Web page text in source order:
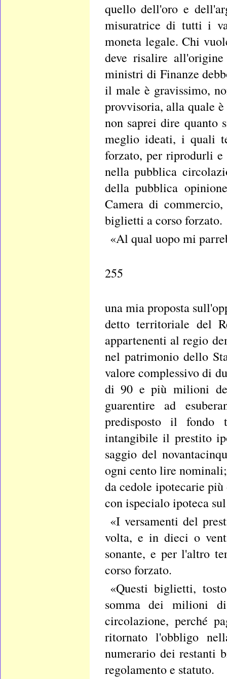
quello dell'oro e
misuratrice di tutti i
moneta legale. Chi
deve risalire
ministri di Finanze
il male è gravissimo,
provvisoria, alla quale è
non saprei dire quanto
meglio ideati, i quali
forzato, per riprodurli e
nella pubblica
della pubblica
Camera di
biglietti a corso forzato.
«Al qual uopo mi
255
una mia proposta
detto territoriale del
appartenenti al regio
nel patrimonio dello
valore complessivo di
di 90 e più milioni
guarentire ad
predisposto il fondo
intangibile il prestito
saggio del
ogni cento lire
da cedole ipotecarie più
con ispecialo ipoteca
«I versamenti del
volta, e in dieci o
sonante, e per l'altro
corso forzato.
«Questi biglietti,
somma dei milioni
circolazione, perché
ritornato l'obbligo
numerario dei restanti
regolamento e statuto.